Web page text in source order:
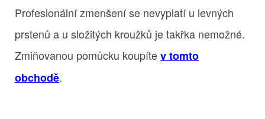
Profesionální zmenšení se nevyplatí u levných
prstenů a u složitých kroužků je takřka nemožné.
Zmiňovanou pomůcku koupítev tomto
obchodě.